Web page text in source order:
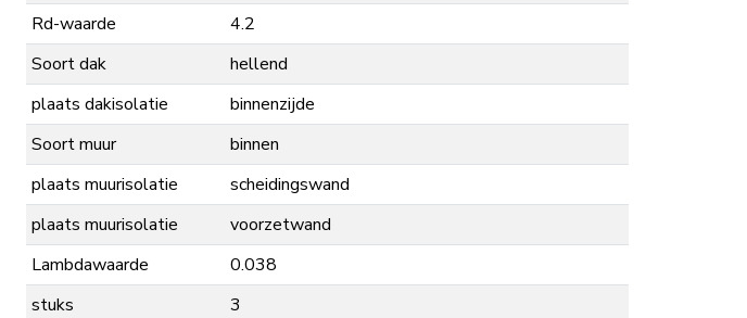
Rd-waarde
4.2
Soort dak
hellend
plaats dakisolatie
binnenzijde
Soort muur
binnen
plaats muurisolatie
scheidingswand
plaats muurisolatie
voorzetwand
Lambdawaarde
0.038
stuks
3